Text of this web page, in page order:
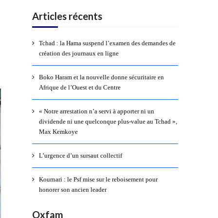
Articles récents
Tchad : la Hama suspend l’examen des demandes de
création des journaux en ligne
Boko Haram et la nouvelle donne sécuritaire en
Afrique de l’Ouest et du Centre
« Notre arrestation n’a servi à apporter ni un
dividende ni une quelconque plus-value au Tchad »,
Max Kemkoye
L’urgence d’un sursaut collectif
Kournari : le Psf mise sur le reboisement pour
honorer son ancien leader
Oxfam